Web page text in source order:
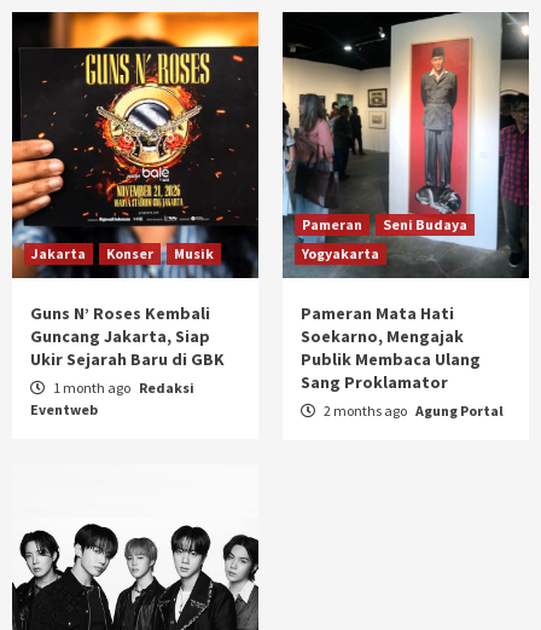
Jakarta Konser Musik
Guns N’ Roses Kembali
Guncang Jakarta, Siap
Ukir Sejarah Baru di GBK
1 month ago Redaksi
Eventweb
Pameran
Seni Budaya
Yogyakarta
Pameran Mata Hati
Soekarno, Mengajak
Publik Membaca Ulang
Sang Proklamator
2 months ago Agung Portal